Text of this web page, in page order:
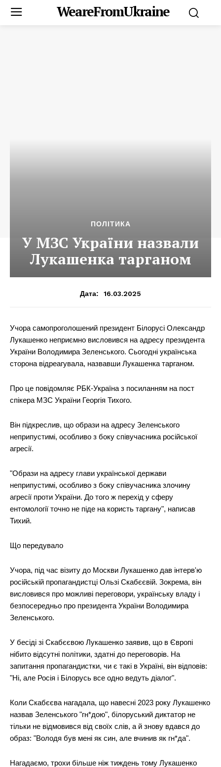
WeareFromUkraine
ПОЛІТИКА
У МЗС України назвали
Лукашенка тарганом
Дата: 16.03.2025
Учора самопроголошений президент Білорусі Олександр
Лукашенко неприємно висловився на адресу президента
України Володимира Зеленського. Сьогодні українська
сторона відреагувала, назвавши Лукашенка тарганом.
Про це повідомляє РБК-Україна з посиланням на пост
спікера МЗС України Георгія Тихого.
Він підкреслив, що образи на адресу Зеленського
неприпустимі, особливо з боку співучасника російської
агресії.
"Образи на адресу глави української держави
неприпустимі, особливо з боку співучасника злочину
агресії проти України. До того ж перехід у сферу
ентомології точно не піде на користь таргану", написав
Тихий.
Що передувало
Учора, під час візиту до Москви Лукашенко дав інтерв'ю
російській пропагандистці Ользі Скабєєвій. Зокрема, він
висловився про можливі переговори, українську владу і
безпосередньо про президента України Володимира
Зеленського.
У бесіді зі Скабєєвою Лукашенко заявив, що в Європі
нібито відсутні політики, здатні до переговорів. На
запитання пропагандистки, чи є такі в Україні, він відповів:
"Ні, але Росія і Білорусь все одно ведуть діалог".
Коли Скабєєва нагадала, що навесні 2023 року Лукашенко
назвав Зеленського "гн*дою", білоруський диктатор не
тільки не відмовився від своїх слів, а й знову вдався до
образ: "Володя був мені як син, але вчинив як гн*да".
Нагадаємо, трохи більше ніж тиждень тому Лукашенко